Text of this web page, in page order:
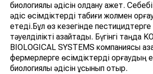
биологиялық әдісін қолдану қажет.
әдіс өсімдіктерді табиғи жолмен
етеді.Бұл өз кезегінде
тәуелділікті азайтады. Бүгінгі таңда
BIOLOGICAL SYSTEMS компаниясы
фермерлерге өсімдіктерді қорғаудың
биологиялық әдісін ұсынып отыр.